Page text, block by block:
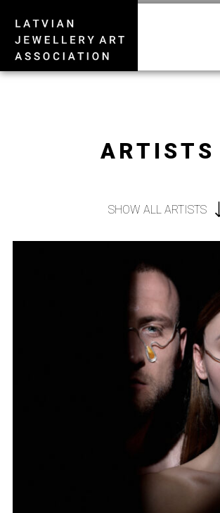
ARTISTS
SHOW ALL ARTISTS